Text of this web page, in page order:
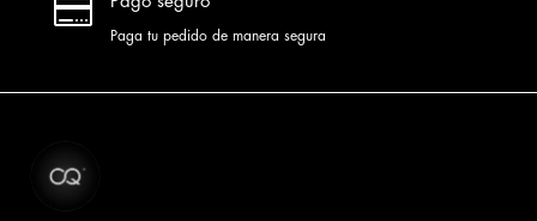

Paga tu pedido de manera segura